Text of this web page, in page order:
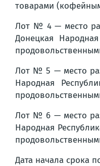
товарами
Лот № 4 — место
Донецкая
Лот № 5 — место
Народная
Лот № 6 — место
Народная
Дата начала срока